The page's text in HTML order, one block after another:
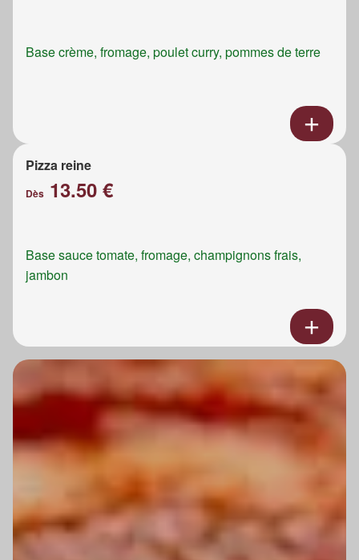
Base crème, fromage, poulet curry, pommes de terre
Pizza reine
Dès 13.50 €
Base sauce tomate, fromage, champignons frais,
jambon